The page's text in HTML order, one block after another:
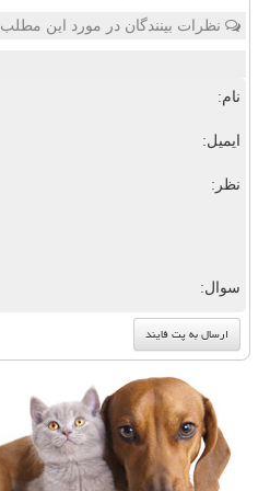
نظرات بینندگان در مورد این مطلب
نام:
ایمیل:
نظر:
سوال: